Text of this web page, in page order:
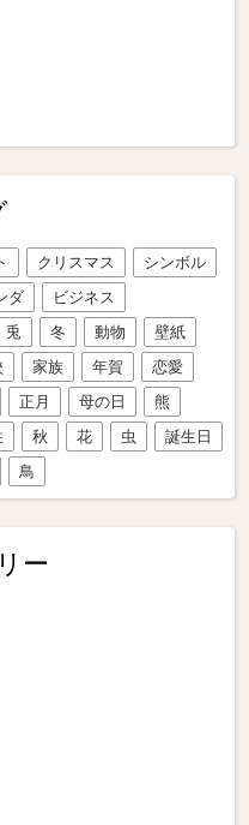
クリスマス
シンボル
ダ
ビジネス
兎 冬 動物
壁紙
家族 年賀
恋愛
正月 母の日
熊
秋 花 虫
誕生日
鳥
ー